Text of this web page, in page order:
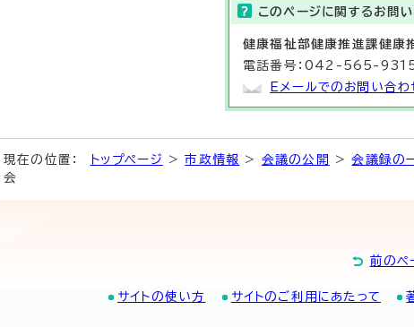
このページに関する お問
健康福祉部健康推進課健康
電話番号：042-565-
Eメールでのお問い合わ
現在の位置： トップページ >市政情報 > 会議の公開 >会議録の
会
前のペ
サイトの使い方 サイトのご利用にあたって